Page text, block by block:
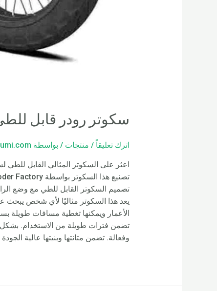
سكوتر رودر قابل
اترك تعليقاً / منتجات / بواسطة
اعثر على السكوتر المثالي القابل للطي
تصميم السكوتر القابل للطي مع وضع
يعد هذا السكوتر مثاليًا لأي شخص يبحث
الأعمار ويمكنها تغطية مسافات طويلة
وفعالة. تضمن متانتها وبنيتها عالية